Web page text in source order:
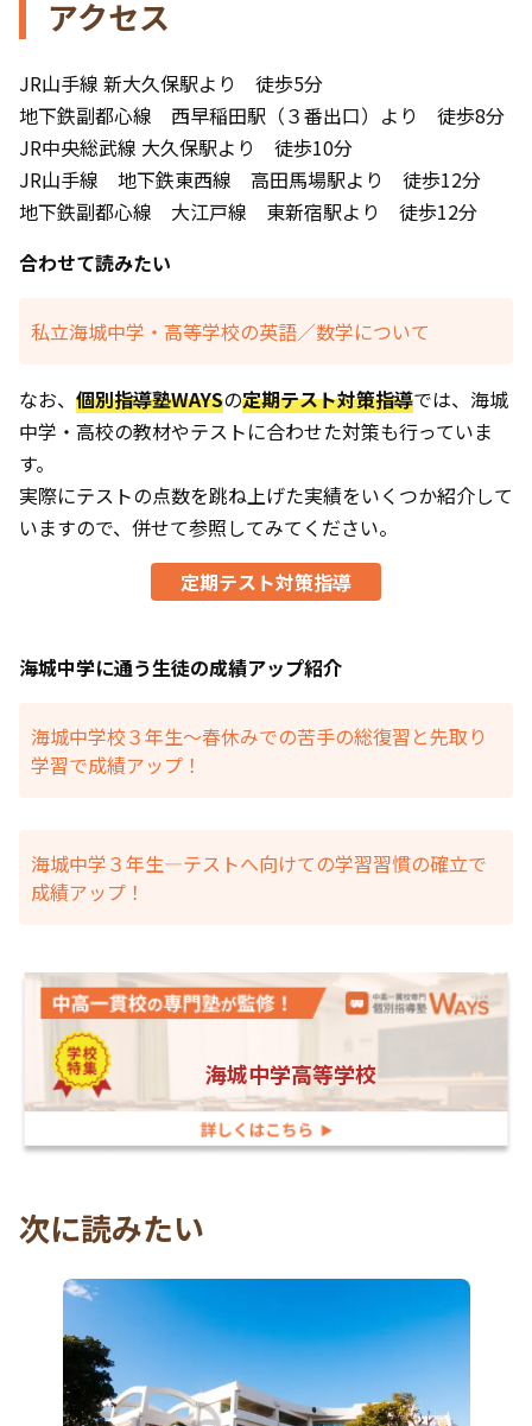
アクセス
JR山手線 新大久保駅より 徒歩5分
地下鉄副都心線 西早稲田駅（３番出口）より 徒歩8分
JR中央総武線 大久保駅より 徒歩10分
JR山手線 地下鉄東西線 高田馬場駅より 徒歩12分
地下鉄副都心線 大江戸線 東新宿駅より 徒歩12分
合わせて読みたい
私立海城中学・高等学校の英語／数学について
なお、 個別指導塾WAYSの定期テスト対策指導では、海城
中学・高校の教材やテストに合わせた対策も行っていま
す。
実際にテストの点数を跳ね上げた実績をいくつか紹介して
いますので、併せて参照してみてください。
定期テスト対策指導
海城中学に通う生徒の成績アップ紹介
海城中学校３年生～春休みでの苦手の総復習と先取り
学習で成績アップ！
海城中学３年生―テストへ向けての学習習慣の確立で
成績アップ！
海城中学高等学校
次に読みたい